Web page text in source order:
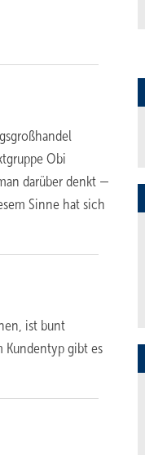
Obi
darüber denkt —
Sinne hat sich
ist bunt
Kundentyp gibt es